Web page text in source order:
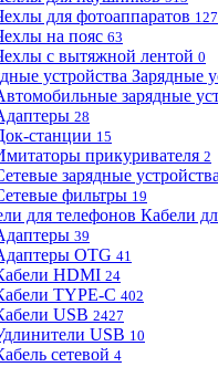
для фотоаппаратов 127
на пояс 63
с вытяжной лентой 0
Зарядные
зарядные
28
станции 15
прикуривателя 2
зарядные устройства
фильтры 19
Кабели
39
OTG 41
HDMI 24
TYPE-C 402
USB 2427
USB 10
сетевой 4